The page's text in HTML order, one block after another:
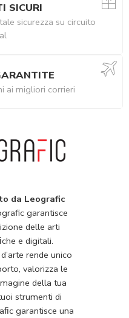
SICURI
sicurezza su circuito
ai migliori corrieri
da Leografic
garantisce
delle arti
e digitali.
rende unico
valorizza le
della tua
strumenti di
garantisce una